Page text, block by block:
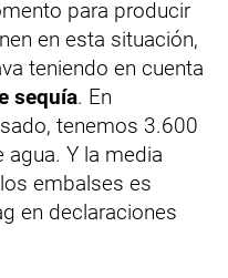
para producir
en esta situación,
teniendo en cuenta
sequía. En
tenemos 3.600
Y la media
embalses es
en declaraciones